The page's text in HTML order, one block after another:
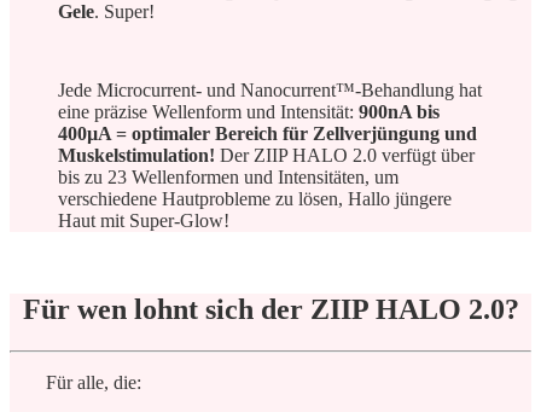
Gele. Super!
Jede Microcurrent- und Nanocurrent™-Behandlung hat
eine präzise Wellenform und Intensität: 900nA bis
400µA = optimaler Bereich für Zellverjüngung und
Muskelstimulation! Der ZIIP HALO 2.0 verfügt über
bis zu 23 Wellenformen und Intensitäten, um
verschiedene Hautprobleme zu lösen, Hallo jüngere
Haut mit Super-Glow!
Für wen lohnt sich der ZIIP HALO 2.0?
Für alle, die: